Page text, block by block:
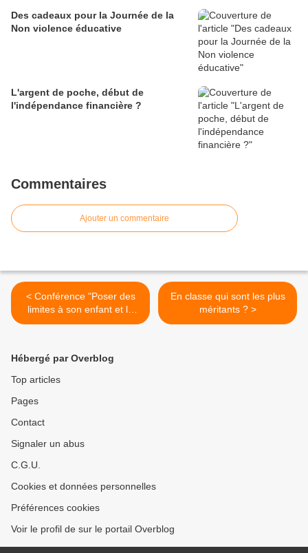
Des cadeaux pour la Journée de la
Non violence éducative
L'argent de poche, début de
l'indépendance financière ?
Commentaires
Ajouter un commentaire
< Conférence "Poser des
limites à son enfant et le
respecter" au centre social
En classe qui sont les plus
méritants ? >
Hébergé par Overblog
Top articles
Pages
Contact
Signaler un abus
C.G.U.
Cookies et données personnelles
Préférences cookies
Voir le profil de sur le portail Overblog